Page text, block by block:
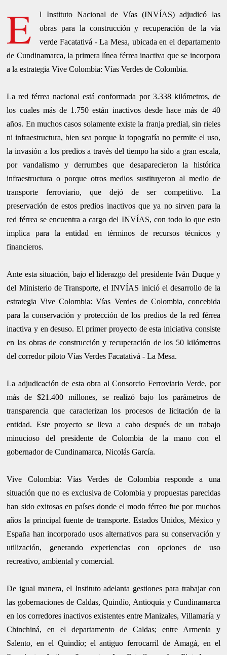
E
l Instituto Nacional de Vías (INVÍAS) adjudicó las
obras para la construcción y recuperación de la vía
verde Facatativá - La Mesa, ubicada en el departamento
de Cundinamarca, la primera línea férrea inactiva que se incorpora
a la estrategia Vive Colombia: Vías Verdes de Colombia.
La red férrea nacional está conformada por 3.338 kilómetros, de
los cuales más de 1.750 están inactivos desde hace más de 40
años. En muchos casos solamente existe la franja predial, sin rieles
ni infraestructura, bien sea porque la topografía no permite el uso,
la invasión a los predios a través del tiempo ha sido a gran escala,
por vandalismo y derrumbes que desaparecieron la histórica
infraestructura o porque otros medios sustituyeron al medio de
transporte ferroviario, que dejó de ser competitivo. La
preservación de estos predios inactivos que ya no sirven para la
red férrea se encuentra a cargo del INVÍAS, con todo lo que esto
implica para la entidad en términos de recursos técnicos y
financieros.
Ante esta situación, bajo el liderazgo del presidente Iván Duque y
del Ministerio de Transporte, el INVÍAS inició el desarrollo de la
estrategia Vive Colombia: Vías Verdes de Colombia, concebida
para la conservación y protección de los predios de la red férrea
inactiva y en desuso. El primer proyecto de esta iniciativa consiste
en las obras de construcción y recuperación de los 50 kilómetros
del corredor piloto Vías Verdes Facatativá - La Mesa.
La adjudicación de esta obra al Consorcio Ferroviario Verde, por
más de $21.400 millones, se realizó bajo los parámetros de
transparencia que caracterizan los procesos de licitación de la
entidad. Este proyecto se lleva a cabo después de un trabajo
minucioso del presidente de Colombia de la mano con el
gobernador de Cundinamarca, Nicolás García.
Vive Colombia: Vías Verdes de Colombia responde a una
situación que no es exclusiva de Colombia y propuestas parecidas
han sido exitosas en países donde el modo férreo fue por muchos
años la principal fuente de transporte. Estados Unidos, México y
España han incorporado usos alternativos para su conservación y
utilización, generando experiencias con opciones de uso
recreativo, ambiental y comercial.
De igual manera, el Instituto adelanta gestiones para trabajar con
las gobernaciones de Caldas, Quindío, Antioquia y Cundinamarca
en los corredores inactivos existentes entre Manizales, Villamaría y
Chinchiná, en el departamento de Caldas; entre Armenia y
Salento, en el Quindío; el antiguo ferrocarril de Amagá, en el